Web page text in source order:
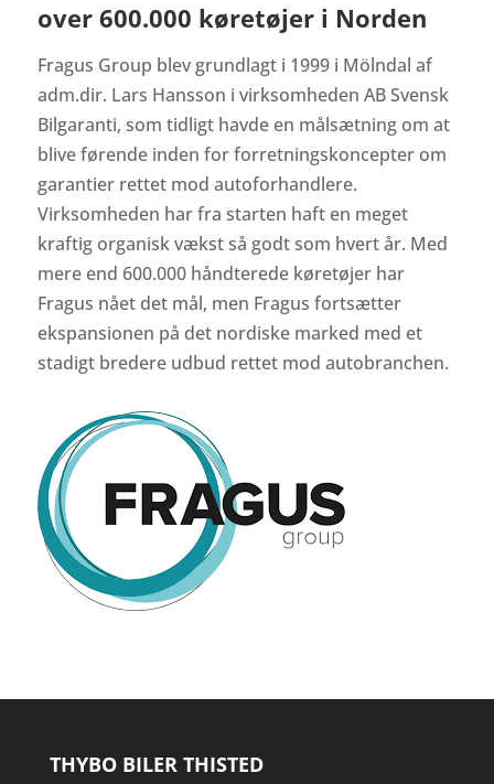
over 600.000 køretøjer i Norden
Fragus Group blev grundlagt i 1999 i Mölndal af
adm.dir. Lars Hansson i virksomheden AB Svensk
Bilgaranti, som tidligt havde en målsætning om at
blive førende inden for forretningskoncepter om
garantier rettet mod autoforhandlere.
Virksomheden har fra starten haft en meget
kraftig organisk vækst så godt som hvert år. Med
mere end 600.000 håndterede køretøjer har
Fragus nået det mål, men Fragus fortsætter
ekspansionen på det nordiske marked med et
stadigt bredere udbud rettet mod autobranchen.
THYBO BILER THISTED